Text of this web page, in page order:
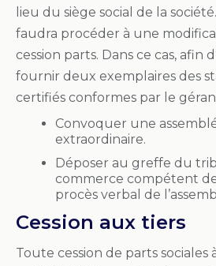
lieu du siège social de la
faudra procéder à une
cession parts. Dans ce cas, afin
fournir deux exemplaires des
certifiés conformes par le
Convoquer une
extraordinaire.
Déposer au greffe du
commerce compétent
procès verbal de
Cession aux tiers
Toute cession de parts